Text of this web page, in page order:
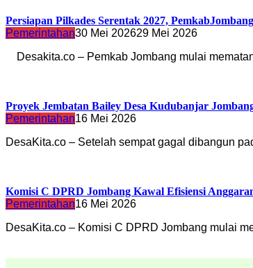
Persiapan Pilkades Serentak 2027,
Pemerintahan30 Mei 202629 Mei 2026
Desakita.co – Pemkab Jombang mulai
Proyek Jembatan Bailey Desa Kudubanjar
Pemerintahan16 Mei 2026
DesaKita.co – Setelah sempat gagal dibangun
Komisi C DPRD Jombang Kawal Efisiensi
Pemerintahan16 Mei 2026
DesaKita.co – Komisi C DPRD Jombang mulai